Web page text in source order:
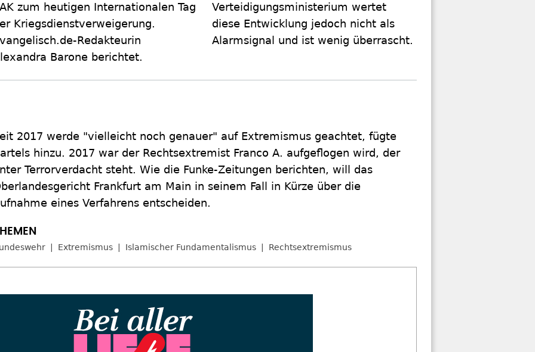
zum heutigen Internationalen Tag
Kriegsdienstverweigerung.
Redakteurin
Barone berichtet.
Verteidigungsministerium wertet
diese Entwicklung jedoch nicht als
Alarmsignal und ist wenig überrascht.
2017 werde "vielleicht noch genauer" auf Extremismus geachtet, fügte
hinzu. 2017 war der Rechtsextremist Franco A. aufgeflogen wird, der
Terrorverdacht steht. Wie die Funke-Zeitungen berichten, will das
Frankfurt am Main in seinem Fall in Kürze über die
eines Verfahrens entscheiden.
Extremismus Islamischer Fundamentalismus Rechtsextremismus